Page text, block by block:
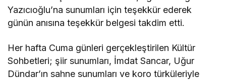
Yazıcıoğlu’na sunumları için teşekkür ederek
günün anısına teşekkür belgesi takdim etti.
Her hafta Cuma günleri gerçekleştirilen Kültür
Sohbetleri; şiir sunumları, İmdat Sancar, Uğur
Dündar’ın sahne sunumları ve koro türküleriyle